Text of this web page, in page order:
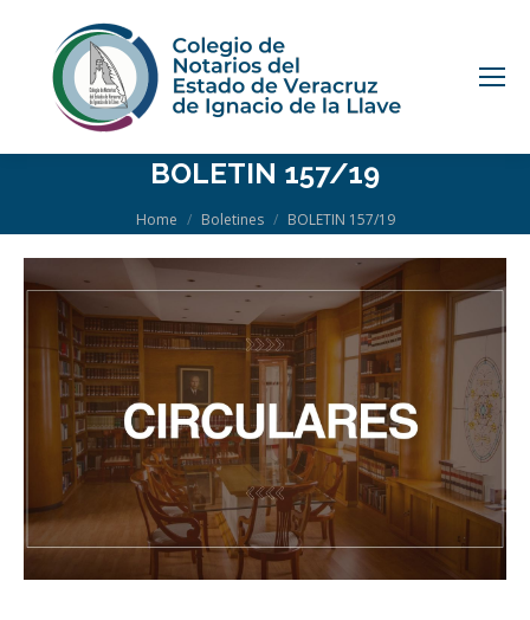
BOLETIN 157/19
You are here:
Home Boletines BOLETIN 157/19